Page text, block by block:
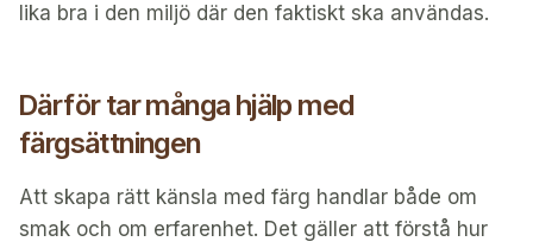
lika bra i den miljö där den faktiskt ska användas.
Därför tar många hjälp med
färgsättningen
Att skapa rätt känsla med färg handlar både om
smak och om erfarenhet. Det gäller att förstå hur